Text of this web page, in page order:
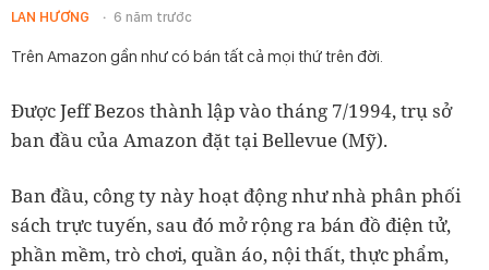
LAN HƯƠNG 6 năm trước
Trên Amazon gần như có bán tất cả mọi thứ trên đời.
Được Jeff Bezos thành lập vào tháng 7/1994, trụ sở
ban đầu của Amazon đặt tại Bellevue (Mỹ).
Ban đầu, công ty này hoạt động như nhà phân phối
sách trực tuyến, sau đó mở rộng ra bán đồ điện tử,
phần mềm, trò chơi, quần áo, nội thất, thực phẩm,